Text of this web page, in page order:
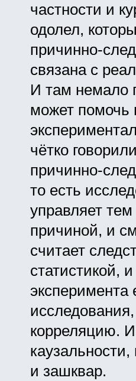
частности и
одолел,
причинно-
связана с
И там немало
может помочь
чётко
причинно-
то есть
управляет
причиной, и
считает
статистикой,
эксперимента
корреляцию. И
и зашквар.